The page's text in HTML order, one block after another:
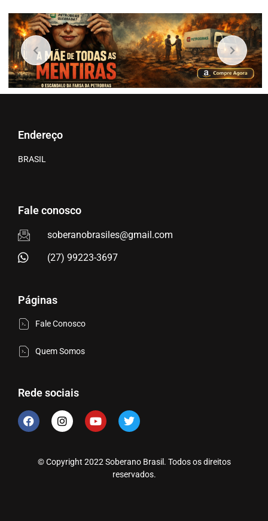
Endereço
BRASIL
Fale conosco
soberanobrasiles@gmail.com
(27) 99223-3697
Páginas
Fale Conosco
Quem Somos
Rede sociais
© Copyright 2022 Soberano Brasil. Todos os direitos
reservados.